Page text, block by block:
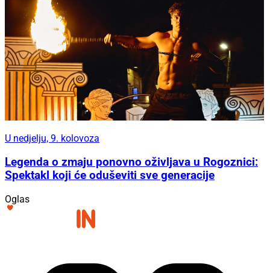
U nedjelju, 9. kolovoza
Legenda o zmaju ponovno oživljava u Rogoznici:
Spektakl koji će oduševiti sve generacije
Oglas